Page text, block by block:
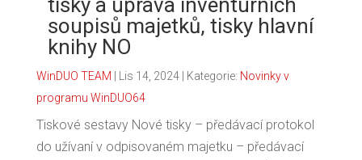
tisky a úprava inventurních
soupisů majetků, tisky hlavní
knihy NO
WinDUO TEAM Lis 14, 2024| Kategorie: Novinky v
programu WinDUO64
Tiskové sestavy Nové tisky – předávací protokol
do užívaní v odpisovaném majetku – předávací